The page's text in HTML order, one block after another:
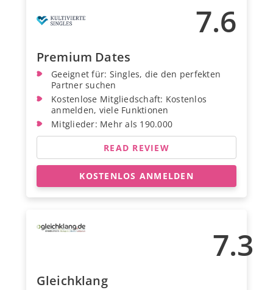
7.6
Premium Dates
Geeignet für: Singles, die den perfekten
Partner suchen
Kostenlose Mitgliedschaft: Kostenlos
anmelden, viele Funktionen
Mitglieder: Mehr als 190.000
READ REVIEW
KOSTENLOS ANMELDEN
7.3
Gleichklang